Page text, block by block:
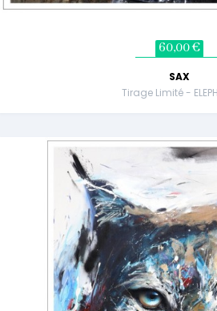
60,00 €
SAX
Tirage Limité -